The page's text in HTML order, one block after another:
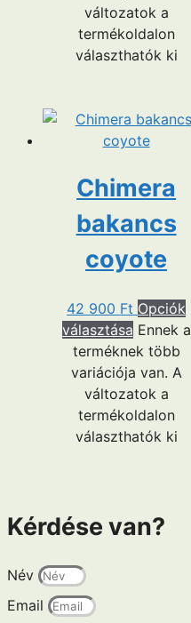
változatok a
termékoldalon
választhatók ki
Chimera
bakancs
coyote
42 900 Ft Opciók
választása Ennek a
terméknek több
variációja van. A
változatok a
termékoldalon
választhatók ki
Kérdése van?
Név
Email